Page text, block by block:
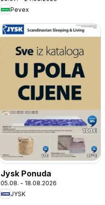
Pevex
Jysk Ponuda
05.08. - 18.08.2026
JYSK